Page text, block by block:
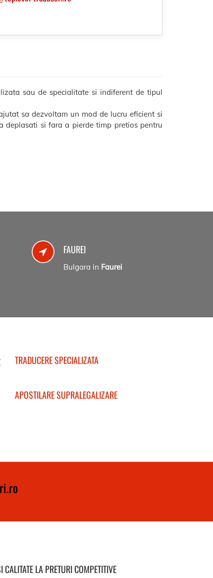
sau de specialitate si indiferent de tipul
sa dezvoltam un mod de lucru eficient si
si fara a pierde timp pretios pentru
FAUREI
Bulgara in Faurei
TRADUCERE SPECIALIZATA
APOSTILARE SUPRALEGALIZARE
LA PRETURI COMPETITIVE